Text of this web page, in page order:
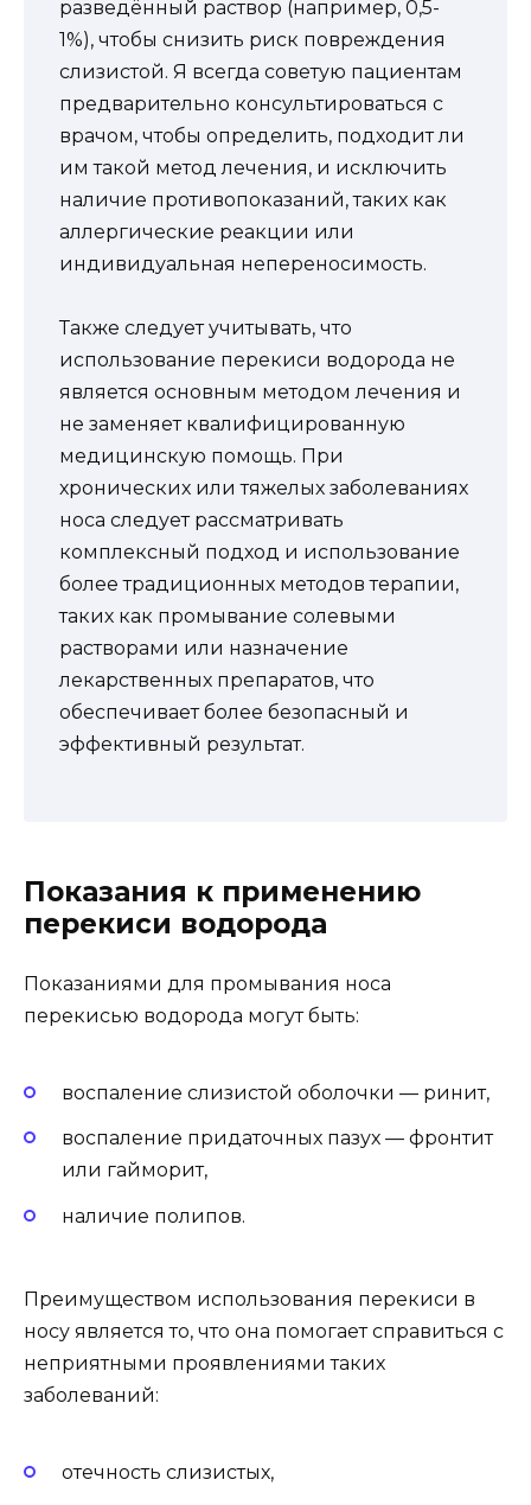
разведённый раствор (например, 0,5-
1%), чтобы снизить риск повреждения
слизистой. Я всегда советую пациентам
предварительно консультироваться с
врачом, чтобы определить, подходит ли
им такой метод лечения, и исключить
наличие противопоказаний, таких как
аллергические реакции или
индивидуальная непереносимость.
Также следует учитывать, что
использование перекиси водорода не
является основным методом лечения и
не заменяет квалифицированную
медицинскую помощь. При
хронических или тяжелых заболеваниях
носа следует рассматривать
комплексный подход и использование
более традиционных методов терапии,
таких как промывание солевыми
растворами или назначение
лекарственных препаратов, что
обеспечивает более безопасный и
эффективный результат.
Показания к применению
перекиси водорода
Показаниями для промывания носа
перекисью водорода могут быть:
воспаление слизистой оболочки — ринит,
воспаление придаточных пазух — фронтит
или гайморит,
наличие полипов.
Преимуществом использования перекиси в
носу является то, что она помогает справиться с
неприятными проявлениями таких
заболеваний:
отечность слизистых,